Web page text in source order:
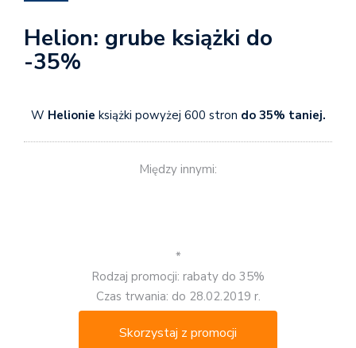
Helion: grube książki do
-35%
W Helionie książki powyżej 600 stron do 35% taniej.
Między innymi:
*
Rodzaj promocji: rabaty do 35%
Czas trwania: do 28.02.2019 r.
Skorzystaj z promocji